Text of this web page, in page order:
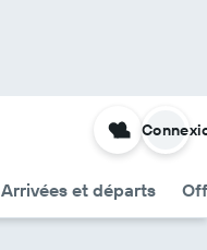
Arrivées et départs